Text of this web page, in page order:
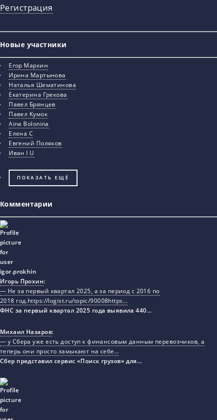
Регистрация
Новые участники
Егор Маркин
Ирина Мартынова
Наталья Шематинова
Екатерина Грекова
Павел Брянцев
Павел Кумок
Aina Bolonina
Елена С
Евгений Поляков
Иван I U
ПОКАЗАТЬ ЕЩЁ
Комментарии
Игорь Прохин:
— Не за первый квартал 2025, а за период с 2016 по
2018 год.https://logist.ru/topic/90008https…
ФНС за первый квартал 2025 года выявила 440…
Михаил Назаров:
— у Сбера уже есть доступ к финансовым данным перевозчиков, а
теперь они просто замыкают на себе…
Сбер представил сервис «Поиск грузов» для…